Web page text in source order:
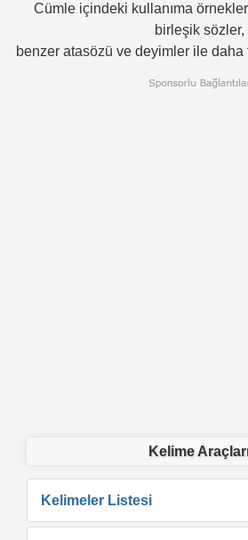
Cümle içindeki kullanıma
birleşik sözler,
benzer atasözü ve deyimler ile daha
Kelime
Kelimeler Listesi